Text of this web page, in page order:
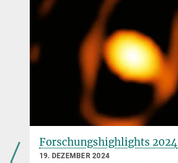
johann.jarzombek@...
Forschungshighlights 2024
19. DEZEMBER 2024